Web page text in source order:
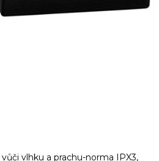
vlhku a prachu-norma IPX3,